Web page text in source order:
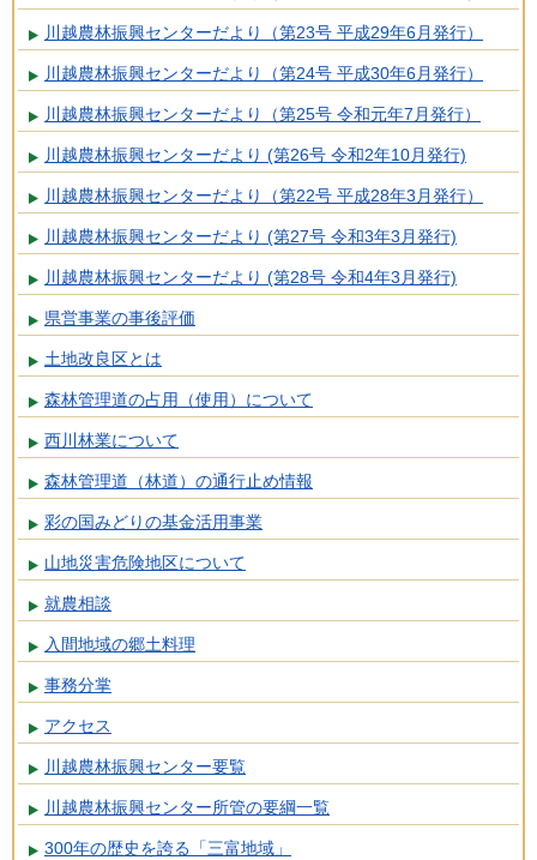
川越農林振興センターだより（第23号 平成29年6月発行）
川越農林振興センターだより（第24号 平成30年6月発行）
川越農林振興センターだより（第25号 令和元年7月発行）
川越農林振興センターだより (第26号 令和2年10月発行)
川越農林振興センターだより（第22号 平成28年3月発行）
川越農林振興センターだより (第27号 令和3年3月発行)
川越農林振興センターだより (第28号 令和4年3月発行)
県営事業の事後評価
土地改良区とは
森林管理道の占用（使用）について
西川林業について
森林管理道（林道）の通行止め情報
彩の国みどりの基金活用事業
山地災害危険地区について
就農相談
入間地域の郷土料理
事務分掌
アクセス
川越農林振興センター要覧
川越農林振興センター所管の要綱一覧
300年の歴史を誇る「三富地域」